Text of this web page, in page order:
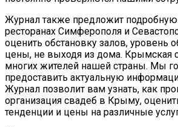
Журнал также предложит
ресторанах Симферополя и
оценить обстановку залов, уровень
цены, не выходя из дома. Крымская
многих жителей нашей страны. Мы
предоставить актуальную
Журнал позволит вам узнать, как
организация свадеб в Крыму,
тенденции и цены на различные